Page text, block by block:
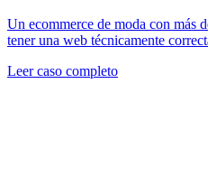
Un ecommerce de moda con más
tener una web técnicamente
Leer caso completo